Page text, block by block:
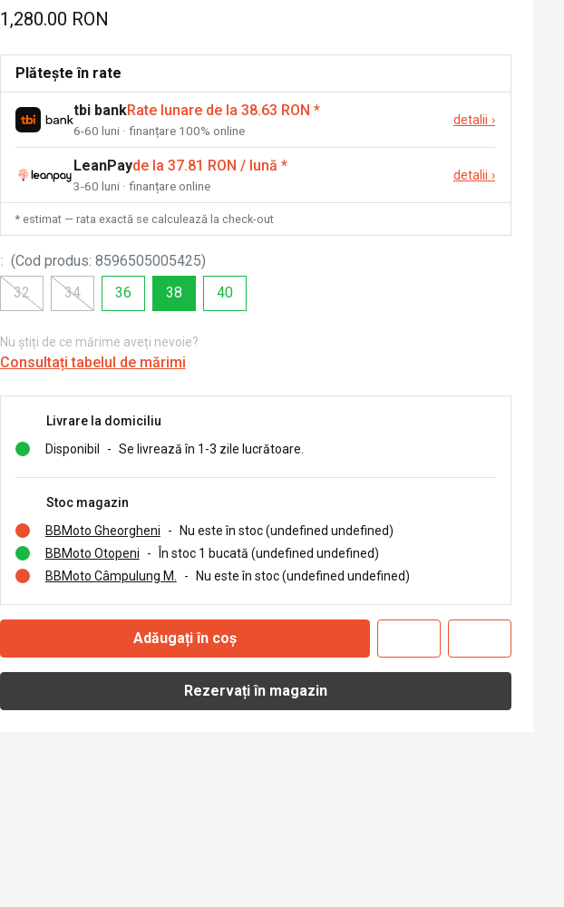
1,280.00 RON
Plătește în rate
tbi bankRate lunare de la 38.63 RON *
6-60 luni · finanțare 100% online
detalii ›
LeanPayde la 37.81 RON / lună *
3-60 luni · finanțare online
detalii ›
* estimat — rata exactă se calculează la check-out
: (Cod produs: 8596505005425)
32
34 36 38 40
Nu știți de ce mărime aveți nevoie?
Consultați tabelul de mărimi
Livrare la domiciliu
Disponibil
- Se livrează în 1-3 zile lucrătoare.
Stoc magazin
BBMoto Gheorgheni
-
Nu este în stoc (undefined undefined)
BBMoto Otopeni
-
În stoc 1 bucată (undefined undefined)
BBMoto Câmpulung M.
- Nu este în stoc (undefined undefined)
Adăugați în coș
Rezervați în magazin